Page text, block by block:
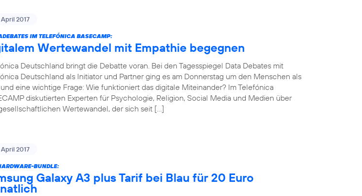
2017
IM TELEFÓNICA BASECAMP:
Wertewandel mit Empathie begegnen
Deutschland bringt die Debatte voran. Bei den Tagesspiegel Data Debates mit
Deutschland als Initiator und Partner ging es am Donnerstag um den Menschen als
eine wichtige Frage: Wie funktioniert das digitale Miteinander? Im Telefónica
diskutierten Experten für Psychologie, Religion, Social Media und Medien über
Wertewandel, der sich seit […]
2017
BUNDLE:
Galaxy A3 plus Tarif bei Blau für 20 Euro